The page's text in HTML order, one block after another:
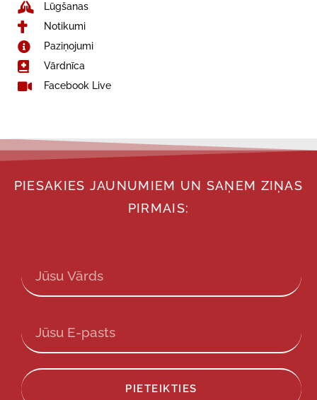
Lūgšanas
Notikumi
Paziņojumi
Vārdnīca
Facebook Live
PIESAKIES JAUNUMIEM UN SAŅEM ZIŅAS
PIRMAIS:
PIETEIKTIES